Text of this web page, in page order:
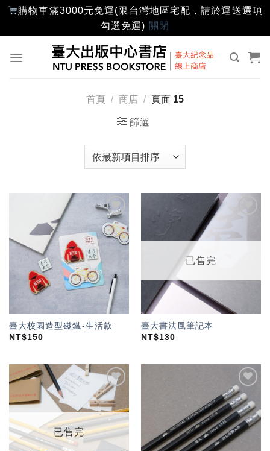
購物車滿3000元免運(限台灣地區宅配，請於運送選項
勾選免運) 關閉
首頁 / 商店 / 頁面 15
篩選
加入
「願
望輕
臺大校園造型磁鐵-生活款
NT$150
望輕
已售完
臺大書法風筆記本
NT$130
加入
「願
望輕
單」
已售完
加入
「願
望輕
單」